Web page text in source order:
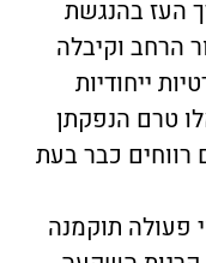
העז בהנגשת
הרחב וקיבלה
ייחודיות
טרם הנפקתן
כבר בעת
תוקמנה